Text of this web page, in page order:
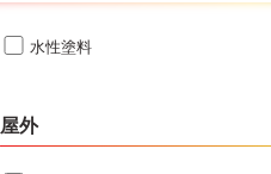
水性塗料
屋外